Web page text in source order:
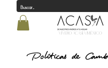
Vivero Acasia MÉxico
Políticas de